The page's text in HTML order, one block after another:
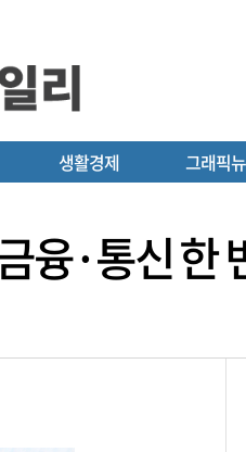
생활경제 그래픽
융·통신 한